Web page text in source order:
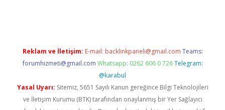
Reklam ve İletişim: E-mail: backlinkpaneli@gmail.com Teams:
forumhizmeti@gmail.com Whatsapp: 0262 606 0 726 Telegram:
@karabul
Yasal Uyarı: Sitemiz, 5651 Sayılı Kanun gereğince Bilgi Teknolojileri
ve İletişim Kurumu (BTK) tarafından onaylanmış bir Yer Sağlayıcı